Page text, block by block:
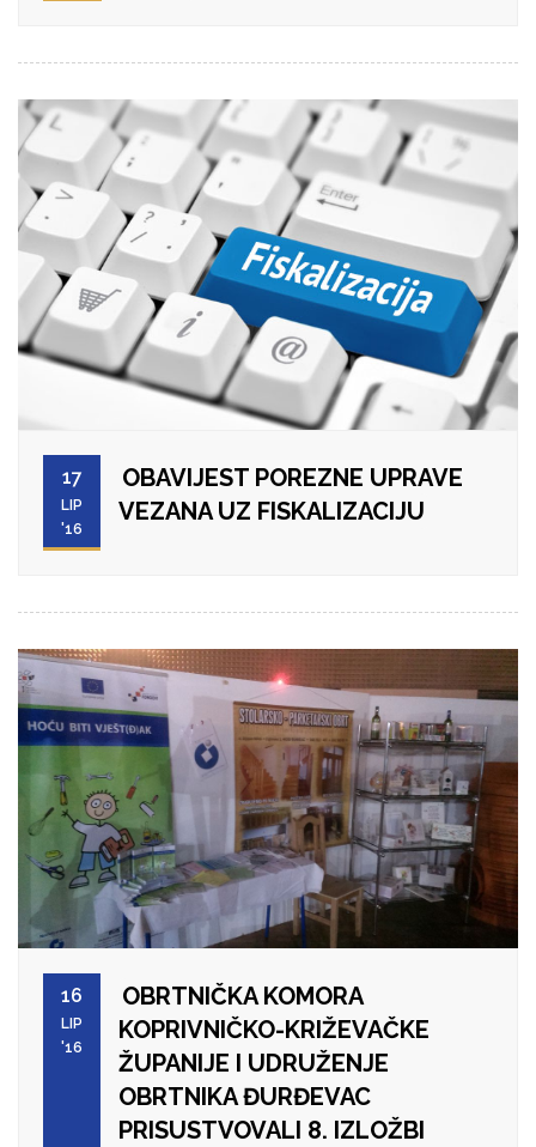
17
LIP
'16
OBAVIJEST POREZNE UPRAVE
VEZANA UZ FISKALIZACIJU
16
LIP
'16
OBRTNIČKA KOMORA
KOPRIVNIČKO-KRIŽEVAČKE
ŽUPANIJE I UDRUŽENJE
OBRTNIKA ĐURĐEVAC
PRISUSTVOVALI 8. IZLOŽBI